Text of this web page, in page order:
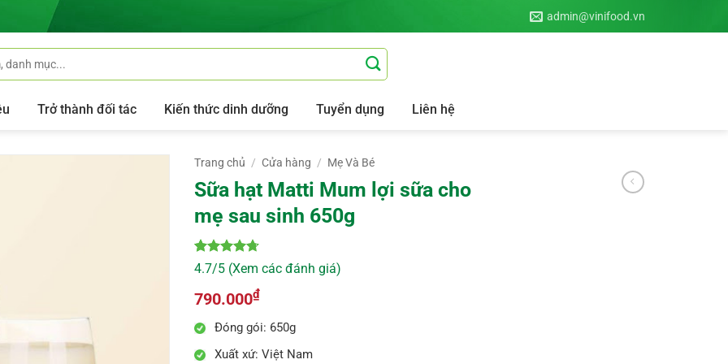
admin@vinifood.vn
Trở thành đối tác Kiến thức dinh dưỡng Tuyển dụng Liên hệ
Trang chủ / Cửa hàng / Mẹ Và Bé
Sữa hạt Matti Mum lợi sữa cho
mẹ sau sinh 650g
4.7trên 5
dựa trên
10
đánh giá
4.7/5 (Xem các đánh giá)
790.000₫
Đóng gói: 650g
Xuất xứ: Việt Nam